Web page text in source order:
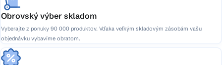
Obrovský výber skladom
Vyberajte z ponuky 90 000 produktov. Vďaka veľkým skladovým zásobám vašu
objednávku vybavíme obratom.